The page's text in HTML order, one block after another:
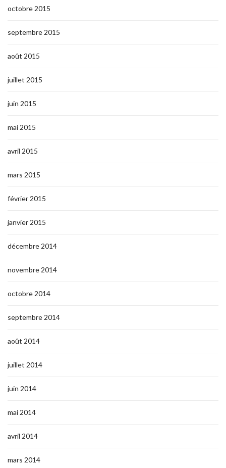
octobre 2015
septembre 2015
août 2015
juillet 2015
juin 2015
mai 2015
avril 2015
mars 2015
février 2015
janvier 2015
décembre 2014
novembre 2014
octobre 2014
septembre 2014
août 2014
juillet 2014
juin 2014
mai 2014
avril 2014
mars 2014